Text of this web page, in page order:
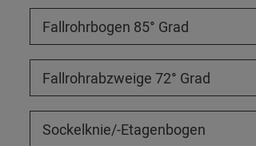
Fallrohrbogen 85° Grad
Fallrohrabzweige 72° Grad
Sockelknie/-Etagenbogen